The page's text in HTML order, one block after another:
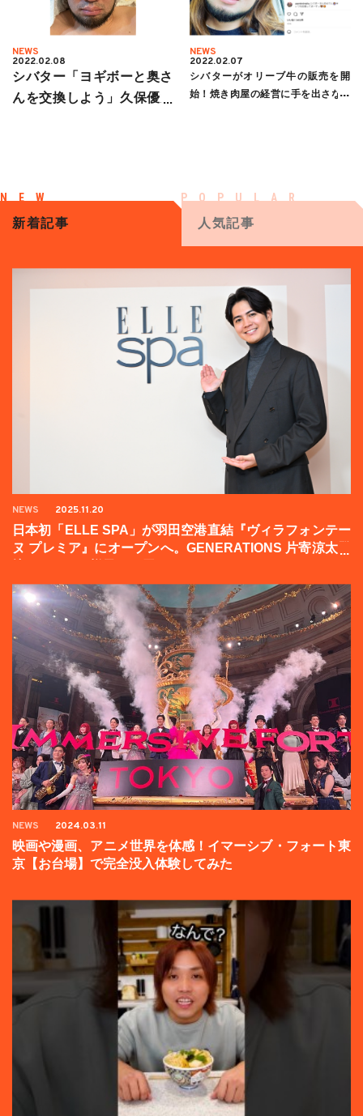
NEWS
2022.02.08
シバター「ヨギボーと奥さ
んを交換しよう」久保優太
NEWS
2022.02.07
シバターがオリーブ牛の販売を開
始！焼き肉屋の経営に手を出さない
新着記事 人気記事
NEWS 2025.11.20
日本初「ELLE SPA」が羽田空港直結『ヴィラフォンテー
ヌ プレミア』にオープンへ。GENERATIONS 片寄涼太登
NEWS 2024.03.11
映画や漫画、アニメ世界を体感！イマーシブ・フォート東
京【お台場】で完全没入体験してみた